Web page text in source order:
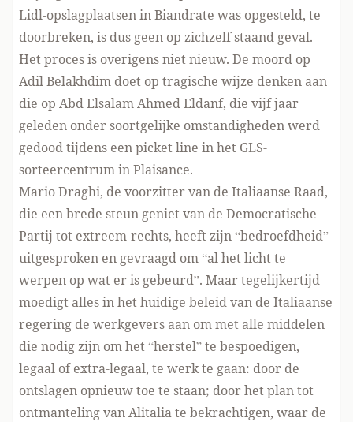
Lidl-opslagplaatsen in Biandrate was opgesteld, te
doorbreken, is dus geen op zichzelf staand geval.
Het proces is overigens niet nieuw. De moord op
Adil Belakhdim doet op tragische wijze denken aan
die op Abd Elsalam Ahmed Eldanf, die vijf jaar
geleden onder soortgelijke omstandigheden werd
gedood tijdens een picket line in het GLS-
sorteercentrum in Plaisance.
Mario Draghi, de voorzitter van de Italiaanse Raad,
die een brede steun geniet van de Democratische
Partij tot extreem-rechts, heeft zijn “bedroefdheid”
uitgesproken en gevraagd om “al het licht te
werpen op wat er is gebeurd”. Maar tegelijkertijd
moedigt alles in het huidige beleid van de Italiaanse
regering de werkgevers aan om met alle middelen
die nodig zijn om het “herstel” te bespoedigen,
legaal of extra-legaal, te werk te gaan: door de
ontslagen opnieuw toe te staan; door het plan tot
ontmanteling van Alitalia te bekrachtigen, waar de